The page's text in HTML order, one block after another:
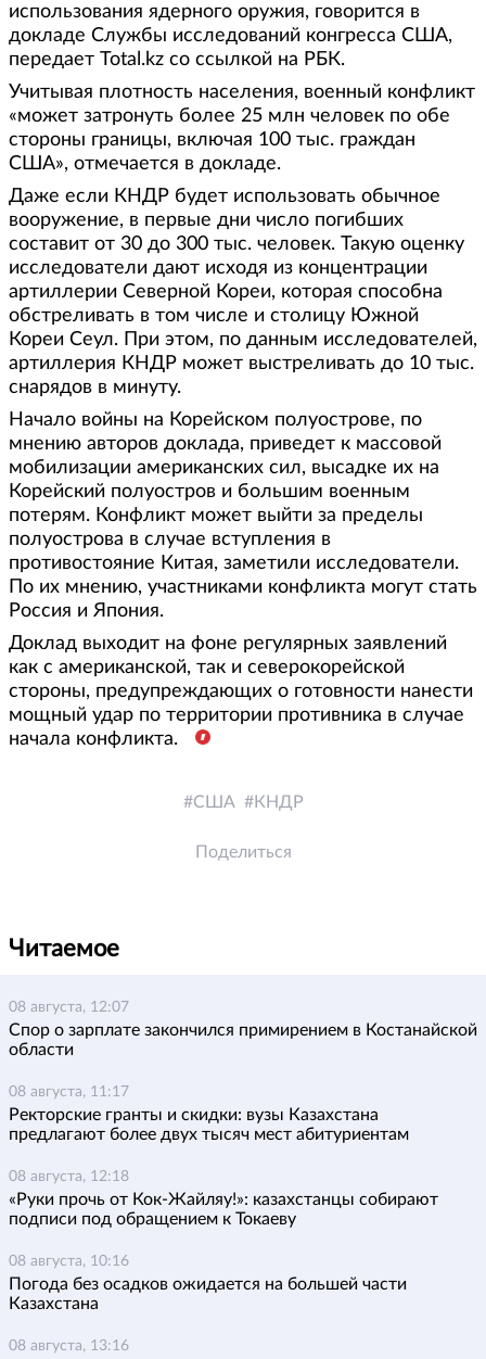
использования ядерного оружия, говорится в
докладе Службы исследований конгресса США,
передает Total.kz со ссылкой на РБК.
Учитывая плотность населения, военный конфликт
«может затронуть более 25 млн человек по обе
стороны границы, включая 100 тыс. граждан
США», отмечается в докладе.
Даже если КНДР будет использовать обычное
вооружение, в первые дни число погибших
составит от 30 до 300 тыс. человек. Такую оценку
исследователи дают исходя из концентрации
артиллерии Северной Кореи, которая способна
обстреливать в том числе и столицу Южной
Кореи Сеул. При этом, по данным исследователей,
артиллерия КНДР может выстреливать до 10 тыс.
снарядов в минуту.
Начало войны на Корейском полуострове, по
мнению авторов доклада, приведет к массовой
мобилизации американских сил, высадке их на
Корейский полуостров и большим военным
потерям. Конфликт может выйти за пределы
полуострова в случае вступления в
противостояние Китая, заметили исследователи.
По их мнению, участниками конфликта могут стать
Россия и Япония.
Доклад выходит на фоне регулярных заявлений
как с американской, так и северокорейской
стороны, предупреждающих о готовности нанести
мощный удар по территории противника в случае
начала конфликта.
США КНДР
Поделиться
Читаемое
08 августа, 12:07
Спор о зарплате закончился примирением в Костанайской
области
08 августа, 11:17
Ректорские гранты и скидки: вузы Казахстана
предлагают более двух тысяч мест абитуриентам
08 августа, 12:18
«Руки прочь от Кок-Жайляу!»: казахстанцы собирают
подписи под обращением к Токаеву
08 августа, 10:16
Погода без осадков ожидается на большей части
Казахстана
08 августа, 13:16